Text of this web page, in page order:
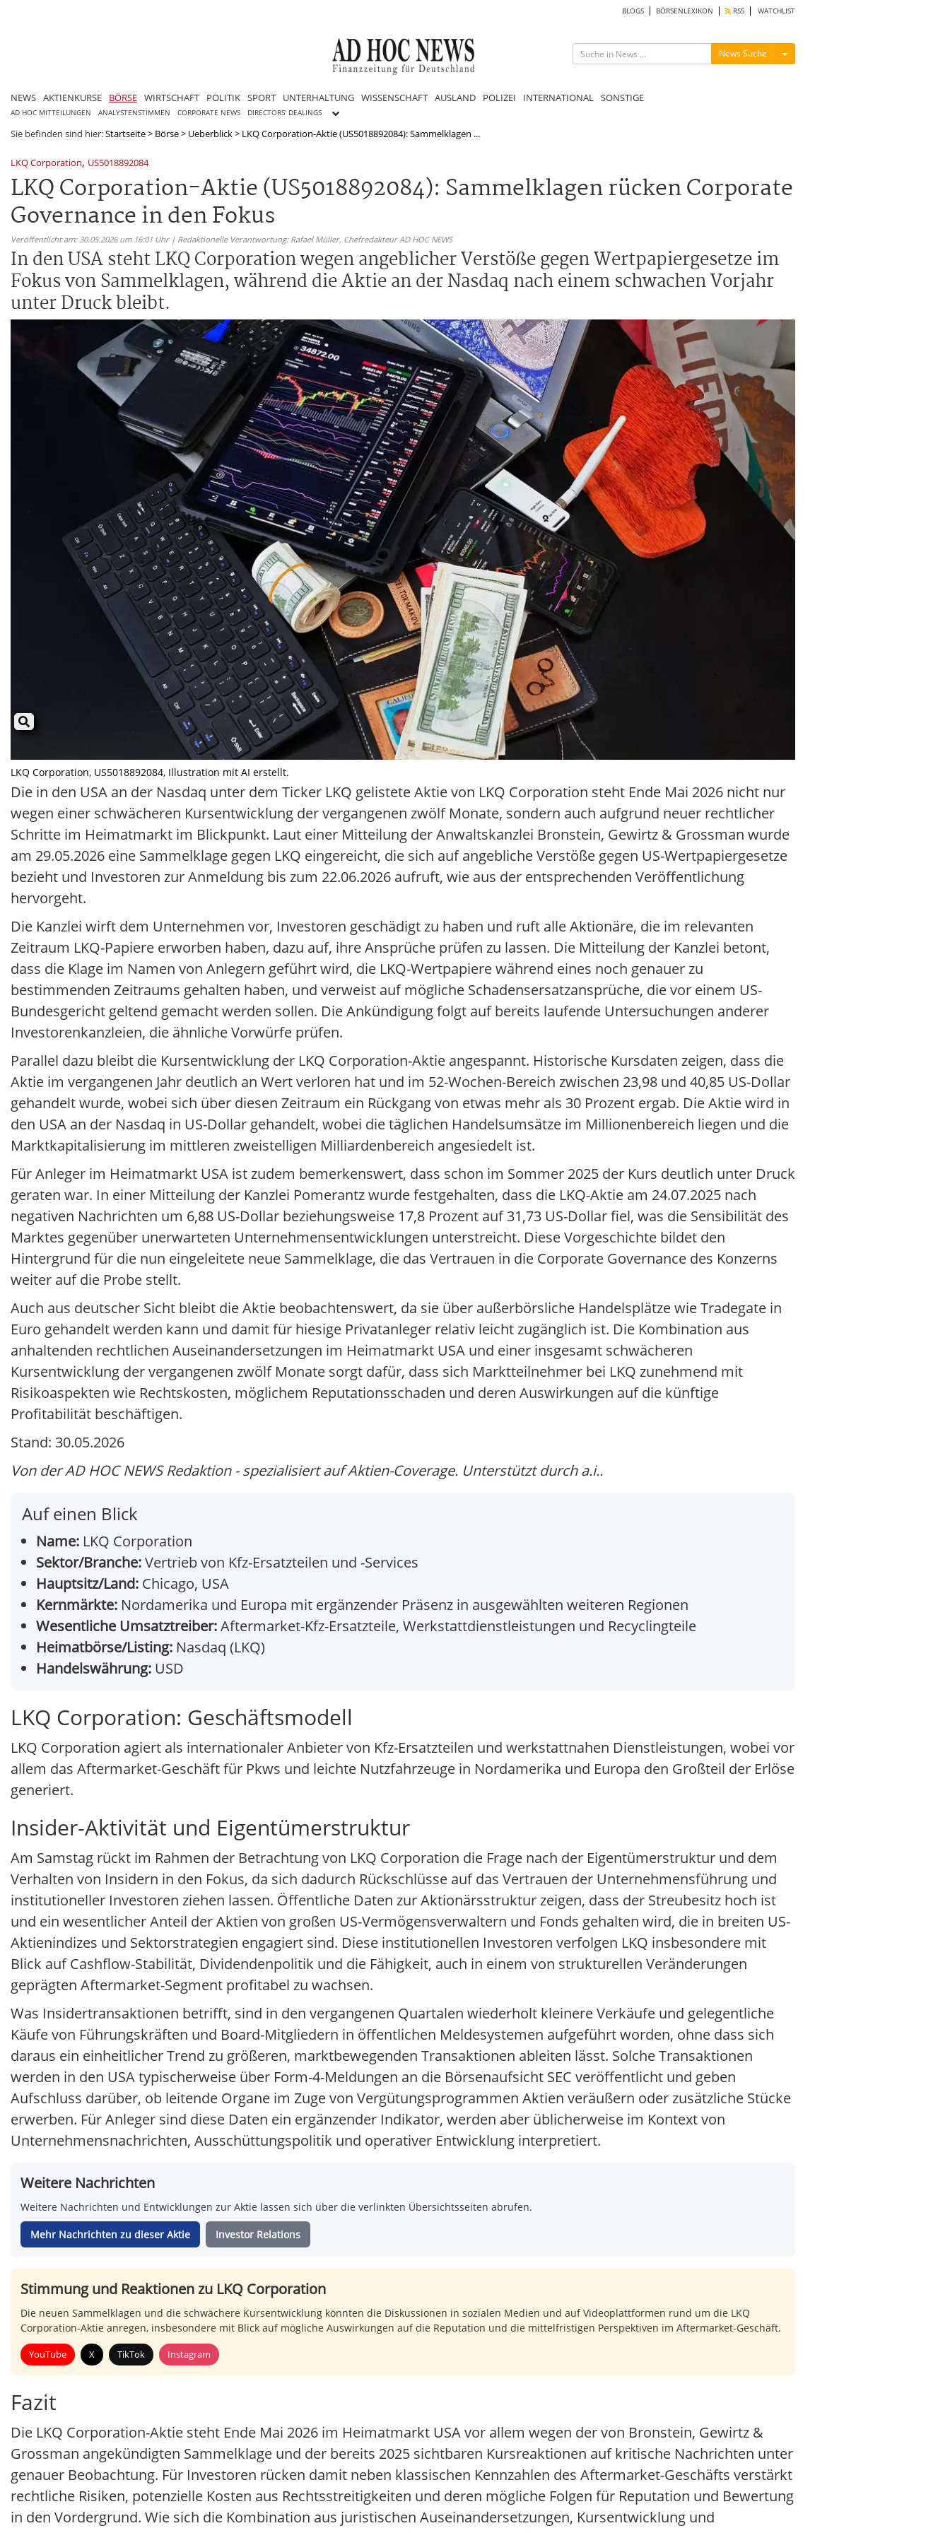
BLOGS BÖRSENLEXIKON RSS WATCHLIST
News Suche Menü ein-/ausblenden
NEWS AKTIENKURSE BÖRSE WIRTSCHAFT POLITIK SPORT UNTERHALTUNG WISSENSCHAFT AUSLAND POLIZEI INTERNATIONAL SONSTIGE
AD HOC MITTEILUNGEN ANALYSTENSTIMMEN CORPORATE NEWS DIRECTORS' DEALINGS
Sie befinden sind hier:Startseite> Börse> Ueberblick> LKQ Corporation-Aktie (US5018892084): Sammelklagen ...
LKQ Corporation, US5018892084
LKQ Corporation-Aktie (US5018892084): Sammelklagen rücken Corporate
Governance in den Fokus
Veröffentlicht am: 30.05.2026 um 16:01 Uhr | Redaktionelle Verantwortung: Rafael Müller, Chefredakteur AD HOC NEWS
In den USA steht LKQ Corporation wegen angeblicher Verstöße gegen Wertpapiergesetze im
Fokus von Sammelklagen, während die Aktie an der Nasdaq nach einem schwachen Vorjahr
unter Druck bleibt.
LKQ Corporation, US5018892084, Illustration mit AI erstellt.
Die in den USA an der Nasdaq unter dem Ticker LKQ gelistete Aktie von LKQ Corporation steht Ende Mai 2026 nicht nur
wegen einer schwächeren Kursentwicklung der vergangenen zwölf Monate, sondern auch aufgrund neuer rechtlicher
Schritte im Heimatmarkt im Blickpunkt. Laut einer Mitteilung der Anwaltskanzlei Bronstein, Gewirtz & Grossman wurde
am 29.05.2026 eine Sammelklage gegen LKQ eingereicht, die sich auf angebliche Verstöße gegen US-Wertpapiergesetze
bezieht und Investoren zur Anmeldung bis zum 22.06.2026 aufruft, wie aus der entsprechenden Veröffentlichung
hervorgeht.
Die Kanzlei wirft dem Unternehmen vor, Investoren geschädigt zu haben und ruft alle Aktionäre, die im relevanten
Zeitraum LKQ-Papiere erworben haben, dazu auf, ihre Ansprüche prüfen zu lassen. Die Mitteilung der Kanzlei betont,
dass die Klage im Namen von Anlegern geführt wird, die LKQ-Wertpapiere während eines noch genauer zu
bestimmenden Zeitraums gehalten haben, und verweist auf mögliche Schadensersatzansprüche, die vor einem US-
Bundesgericht geltend gemacht werden sollen. Die Ankündigung folgt auf bereits laufende Untersuchungen anderer
Investorenkanzleien, die ähnliche Vorwürfe prüfen.
Parallel dazu bleibt die Kursentwicklung der LKQ Corporation-Aktie angespannt. Historische Kursdaten zeigen, dass die
Aktie im vergangenen Jahr deutlich an Wert verloren hat und im 52-Wochen-Bereich zwischen 23,98 und 40,85 US-Dollar
gehandelt wurde, wobei sich über diesen Zeitraum ein Rückgang von etwas mehr als 30 Prozent ergab. Die Aktie wird in
den USA an der Nasdaq in US-Dollar gehandelt, wobei die täglichen Handelsumsätze im Millionenbereich liegen und die
Marktkapitalisierung im mittleren zweistelligen Milliardenbereich angesiedelt ist.
Für Anleger im Heimatmarkt USA ist zudem bemerkenswert, dass schon im Sommer 2025 der Kurs deutlich unter Druck
geraten war. In einer Mitteilung der Kanzlei Pomerantz wurde festgehalten, dass die LKQ-Aktie am 24.07.2025 nach
negativen Nachrichten um 6,88 US-Dollar beziehungsweise 17,8 Prozent auf 31,73 US-Dollar fiel, was die Sensibilität des
Marktes gegenüber unerwarteten Unternehmensentwicklungen unterstreicht. Diese Vorgeschichte bildet den
Hintergrund für die nun eingeleitete neue Sammelklage, die das Vertrauen in die Corporate Governance des Konzerns
weiter auf die Probe stellt.
Auch aus deutscher Sicht bleibt die Aktie beobachtenswert, da sie über außerbörsliche Handelsplätze wie Tradegate in
Euro gehandelt werden kann und damit für hiesige Privatanleger relativ leicht zugänglich ist. Die Kombination aus
anhaltenden rechtlichen Auseinandersetzungen im Heimatmarkt USA und einer insgesamt schwächeren
Kursentwicklung der vergangenen zwölf Monate sorgt dafür, dass sich Marktteilnehmer bei LKQ zunehmend mit
Risikoaspekten wie Rechtskosten, möglichem Reputationsschaden und deren Auswirkungen auf die künftige
Profitabilität beschäftigen.
Stand: 30.05.2026
Von der AD HOC NEWS Redaktion - spezialisiert auf Aktien-Coverage. Unterstützt durch a.i..
Auf einen Blick
Name: LKQ Corporation
Sektor/Branche:Vertrieb von Kfz-Ersatzteilen und -Services
Hauptsitz/Land: Chicago, USA
Kernmärkte: Nordamerika und Europa mit ergänzender Präsenz in ausgewählten weiteren Regionen
Wesentliche Umsatztreiber:Aftermarket-Kfz-Ersatzteile, Werkstattdienstleistungen und Recyclingteile
Heimatbörse/Listing: Nasdaq (LKQ)
Handelswährung: USD
LKQ Corporation: Geschäftsmodell
LKQ Corporation agiert als internationaler Anbieter von Kfz-Ersatzteilen und werkstattnahen Dienstleistungen, wobei vor
allem das Aftermarket-Geschäft für Pkws und leichte Nutzfahrzeuge in Nordamerika und Europa den Großteil der Erlöse
generiert.
Insider-Aktivität und Eigentümerstruktur
Am Samstag rückt im Rahmen der Betrachtung von LKQ Corporation die Frage nach der Eigentümerstruktur und dem
Verhalten von Insidern in den Fokus, da sich dadurch Rückschlüsse auf das Vertrauen der Unternehmensführung und
institutioneller Investoren ziehen lassen. Öffentliche Daten zur Aktionärsstruktur zeigen, dass der Streubesitz hoch ist
und ein wesentlicher Anteil der Aktien von großen US-Vermögensverwaltern und Fonds gehalten wird, die in breiten US-
Aktienindizes und Sektorstrategien engagiert sind. Diese institutionellen Investoren verfolgen LKQ insbesondere mit
Blick auf Cashflow-Stabilität, Dividendenpolitik und die Fähigkeit, auch in einem von strukturellen Veränderungen
geprägten Aftermarket-Segment profitabel zu wachsen.
Was Insidertransaktionen betrifft, sind in den vergangenen Quartalen wiederholt kleinere Verkäufe und gelegentliche
Käufe von Führungskräften und Board-Mitgliedern in öffentlichen Meldesystemen aufgeführt worden, ohne dass sich
daraus ein einheitlicher Trend zu größeren, marktbewegenden Transaktionen ableiten lässt. Solche Transaktionen
werden in den USA typischerweise über Form-4-Meldungen an die Börsenaufsicht SEC veröffentlicht und geben
Aufschluss darüber, ob leitende Organe im Zuge von Vergütungsprogrammen Aktien veräußern oder zusätzliche Stücke
erwerben. Für Anleger sind diese Daten ein ergänzender Indikator, werden aber üblicherweise im Kontext von
Unternehmensnachrichten, Ausschüttungspolitik und operativer Entwicklung interpretiert.
Weitere Nachrichten
Weitere Nachrichten und Entwicklungen zur Aktie lassen sich über die verlinkten Übersichtsseiten abrufen.
Mehr Nachrichten zu dieser Aktie Investor Relations
Stimmung und Reaktionen zu LKQ Corporation
Die neuen Sammelklagen und die schwächere Kursentwicklung könnten die Diskussionen in sozialen Medien und auf Videoplattformen rund um die LKQ
Corporation-Aktie anregen, insbesondere mit Blick auf mögliche Auswirkungen auf die Reputation und die mittelfristigen Perspektiven im Aftermarket-Geschäft.
YouTube X TikTok Instagram
Fazit
Die LKQ Corporation-Aktie steht Ende Mai 2026 im Heimatmarkt USA vor allem wegen der von Bronstein, Gewirtz &
Grossman angekündigten Sammelklage und der bereits 2025 sichtbaren Kursreaktionen auf kritische Nachrichten unter
genauer Beobachtung. Für Investoren rücken damit neben klassischen Kennzahlen des Aftermarket-Geschäfts verstärkt
rechtliche Risiken, potenzielle Kosten aus Rechtsstreitigkeiten und deren mögliche Folgen für Reputation und Bewertung
in den Vordergrund. Wie sich die Kombination aus juristischen Auseinandersetzungen, Kursentwicklung und